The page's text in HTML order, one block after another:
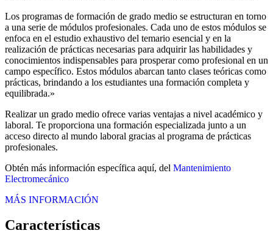
Los programas de formación de grado medio se estructuran en torno
a una serie de módulos profesionales. Cada uno de estos módulos se
enfoca en el estudio exhaustivo del temario esencial y en la
realización de prácticas necesarias para adquirir las habilidades y
conocimientos indispensables para prosperar como profesional en un
campo específico. Estos módulos abarcan tanto clases teóricas como
prácticas, brindando a los estudiantes una formación completa y
equilibrada.»
Realizar un grado medio ofrece varias ventajas a nivel académico y
laboral. Te proporciona una formación especializada junto a un
acceso directo al mundo laboral gracias al programa de prácticas
profesionales.
Obtén más información específica aquí, del Mantenimiento
Electromecánico
MÁS INFORMACIÓN
Características